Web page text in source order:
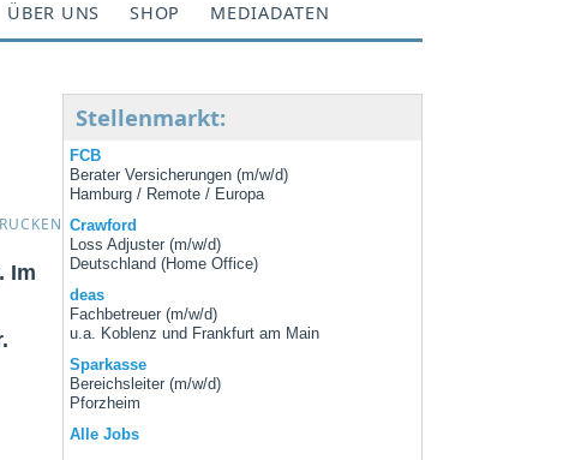
ÜBER UNS SHOP MEDIADATEN
Im
Stellenmarkt:
FCB
Berater Versicherungen (m/w/d)
Hamburg / Remote / Europa
Crawford
Loss Adjuster (m/w/d)
Deutschland (Home Office)
deas
Fachbetreuer (m/w/d)
u.a. Koblenz und Frankfurt am Main
Sparkasse
Bereichsleiter (m/w/d)
Pforzheim
Alle Jobs